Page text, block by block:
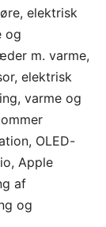
elektrisk
og
m. varme,
elektrisk
varme og
OLED-
Apple
af
og